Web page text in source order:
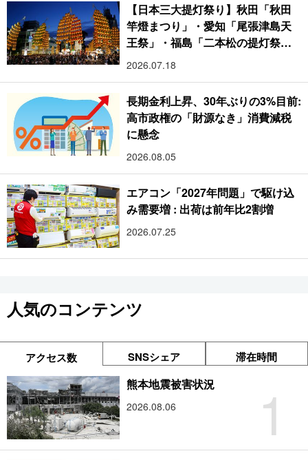
【日本三大提灯祭り】秋田「秋田
竿燈まつり」・愛知「尾張津島天
王祭」・福島「二本松の提灯祭
り」:おびただしい灯火が夜空を照
2026.07.18
長期金利上昇、30年ぶりの3%目前:
高市政権の「財源なき」消費減税
に懸念
2026.08.05
エアコン「2027年問題」で駆け込
み需要増 : 出荷は前年比2割増
2026.07.25
人気のコンテンツ
アクセス数 SNSシェア 滞在時間
1
熊本地震被害状況
2026.08.06